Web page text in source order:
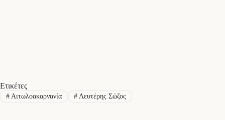
Ετικέτες
#Αιτωλοακαρνανία #Λευτέρης Σώζος